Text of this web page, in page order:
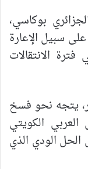
بوكاسي،
سبيل الإعارة
الانتقالات
يتجه نحو فسخ
الكويتي
الحل الودي الذي